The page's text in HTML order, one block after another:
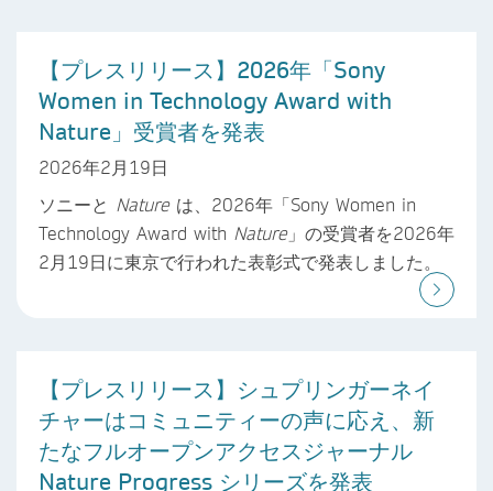
【プレスリリース】2026年「Sony
Women in Technology Award with
Nature」受賞者を発表
2026年2月19日
ソニーと Natureは、2026年「Sony Women in
Technology Award with Nature」の受賞者を2026年
2月19日に東京で行われた表彰式で発表しました。
【プレスリリース】シュプリンガーネイ
チャーはコミュニティーの声に応え、新
たなフルオープンアクセスジャーナル
Nature Progress シリーズを発表